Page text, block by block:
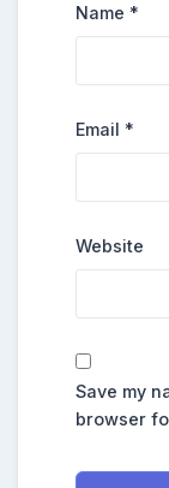
Name *
Email *
Website
Save my
browser